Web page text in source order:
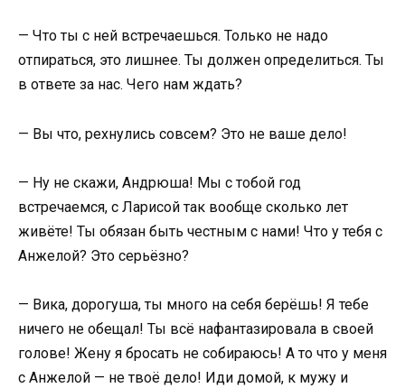
— Что ты с ней встречаешься. Только не надо
отпираться, это лишнее. Ты должен определиться. Ты
в ответе за нас. Чего нам ждать?
— Вы что, рехнулись совсем? Это не ваше дело!
— Ну не скажи, Андрюша! Мы с тобой год
встречаемся, с Ларисой так вообще сколько лет
живёте! Ты обязан быть честным с нами! Что у тебя с
Анжелой? Это серьёзно?
— Вика, дорогуша, ты много на себя берёшь! Я тебе
ничего не обещал! Ты всё нафантазировала в своей
голове! Жену я бросать не собираюсь! А то что у меня
с Анжелой — не твоё дело! Иди домой, к мужу и